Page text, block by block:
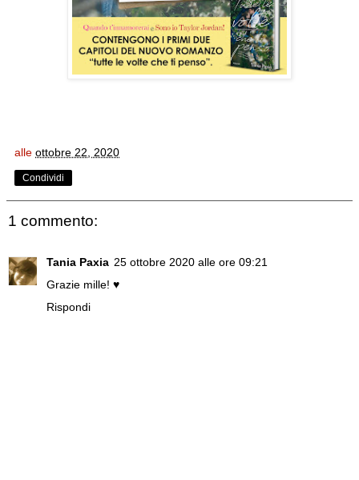
alle ottobre 22, 2020
Condividi
1 commento:
Tania Paxia 25 ottobre 2020 alle ore 09:21
Grazie mille! ♥
Rispondi